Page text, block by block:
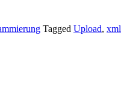
Tagged Upload, xml